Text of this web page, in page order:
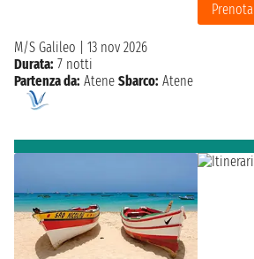
Prenota
M/S Galileo
13 nov 2026
Durata: 7 notti
Partenza da: Atene Sbarco: Atene